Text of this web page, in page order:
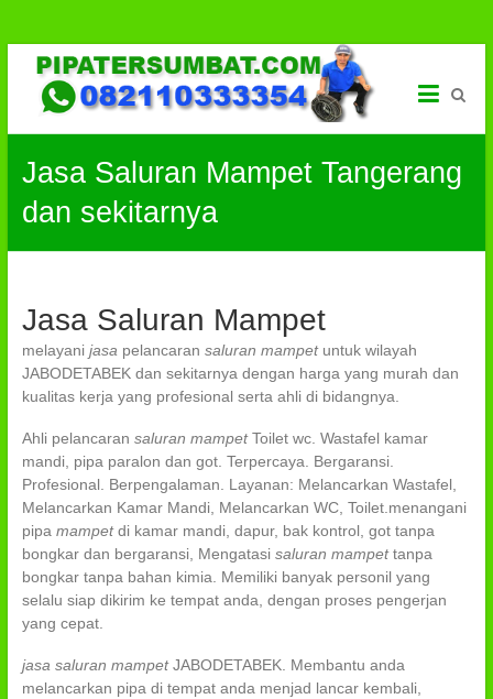
content
Solusi
Saluran
Pipa
Mampet
JASA
TERSUMBAT
Membersihkan
Saluran
Mampet,
Budi
|
082110333354
Jasa Saluran Mampet Tangerang
dan sekitarnya
Jasa Saluran Mampet
melayani jasapelancaran saluran mampetuntuk wilayah
JABODETABEK dan sekitarnya dengan harga yang murah dan
kualitas kerja yang profesional serta ahli di bidangnya.
Ahli pelancaran saluran mampetToilet wc. Wastafel kamar
mandi, pipa paralon dan got. Terpercaya. Bergaransi.
Profesional. Berpengalaman. Layanan: Melancarkan Wastafel,
Melancarkan Kamar Mandi, Melancarkan WC, Toilet.menangani
pipa mampetdi kamar mandi, dapur, bak kontrol, got tanpa
bongkar dan bergaransi, Mengatasi saluran mampettanpa
bongkar tanpa bahan kimia. Memiliki banyak personil yang
selalu siap dikirim ke tempat anda, dengan proses pengerjan
yang cepat.
jasa saluran mampetJABODETABEK. Membantu anda
melancarkan pipa di tempat anda menjad lancar kembali,